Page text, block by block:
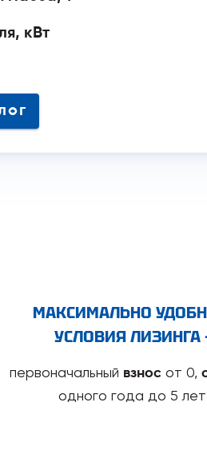
кВт
МАКСИМАЛЬНО
УСЛОВИЯ ЛИЗИНГА
первоначальный взнос от 0,
одного года до 5 лет